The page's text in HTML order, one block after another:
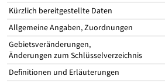
Kürzlich bereitgestellte Daten
Allgemeine Angaben, Zuordnungen
Gebietsveränderungen,
Änderungen zum Schlüsselverzeichnis
Definitionen und Erläuterungen